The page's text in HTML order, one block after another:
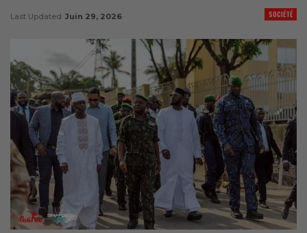
SOCIÉTÉ
Last Updated Juin 29, 2026